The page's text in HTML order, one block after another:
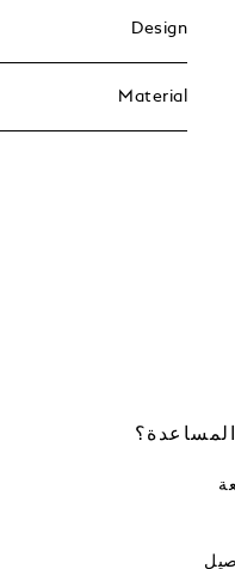
Design
Material